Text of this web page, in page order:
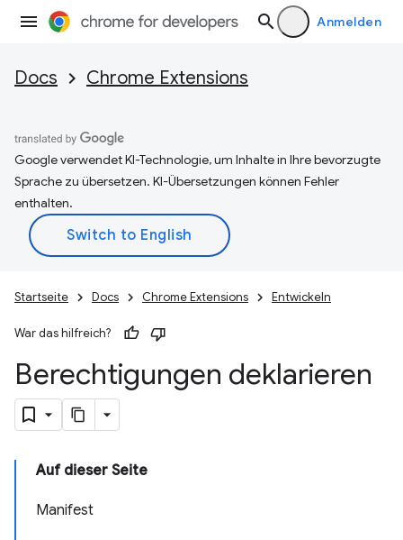
Anmelden
Docs Chrome Extensions
Google verwendet KI-Technologie, um Inhalte in Ihre bevorzugte
Sprache zu übersetzen. KI-Übersetzungen können Fehler
enthalten.
Startseite Docs Chrome Extensions Entwickeln
War das hilfreich?
Berechtigungen deklarieren
Auf dieser Seite
Manifest